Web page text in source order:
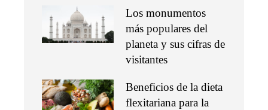
Los monumentos
más populares del
planeta y sus cifras de
visitantes
Beneficios de la dieta
flexitariana para la